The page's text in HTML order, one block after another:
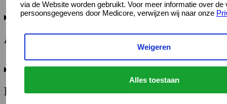
via de Website worden gebruikt. Voor meer informatie over de
persoonsgegevens door Medicore, verwijzen wij naar onze
Weigeren
Alles toestaan
Applicatiebeheer / ICT
Bestuur & management